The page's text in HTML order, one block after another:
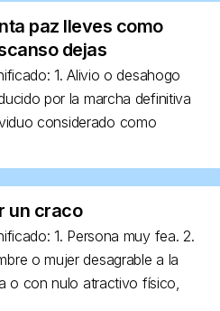
paz lleves como
dejas
1. Alivio o desahogo
por la marcha definitiva
considerado como
un craco
1. Persona muy fea. 2.
o mujer desagrable a la
o con nulo atractivo físico,